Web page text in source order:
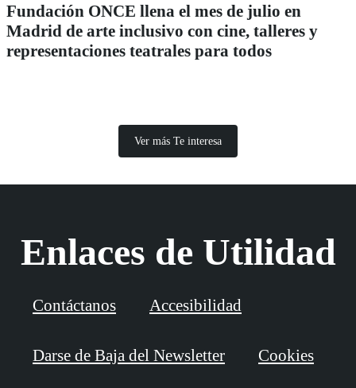
Fundación ONCE llena el mes de julio en
Madrid de arte inclusivo con cine, talleres y
representaciones teatrales para todos
Ver más Te interesa
Enlaces de Utilidad
Contáctanos Accesibilidad
Darse de Baja del Newsletter Cookies